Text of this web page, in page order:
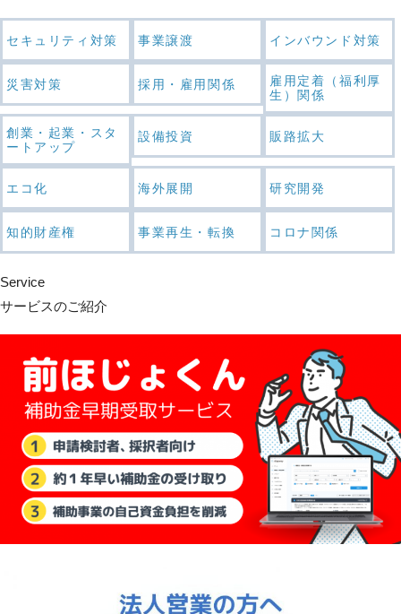
セキュリティ対策 事業譲渡 インバウンド対策
災害対策 採用・雇用関係
雇用定着（福利厚
生）関係
創業・起業・スタ
ートアップ
設備投資 販路拡大
エコ化 海外展開 研究開発
知的財産権 事業再生・転換 コロナ関係
Service
サービスのご紹介